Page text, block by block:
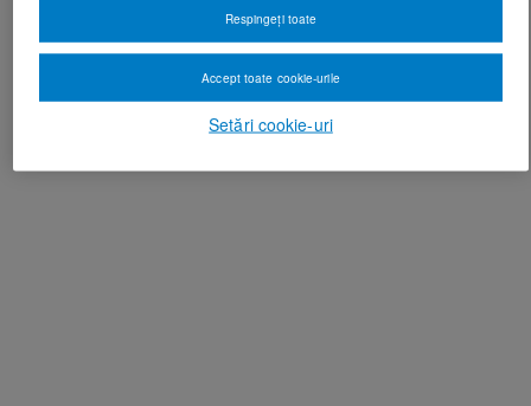
Setări cookie-uri
Respingeți toate
Accept toate cookie-urile